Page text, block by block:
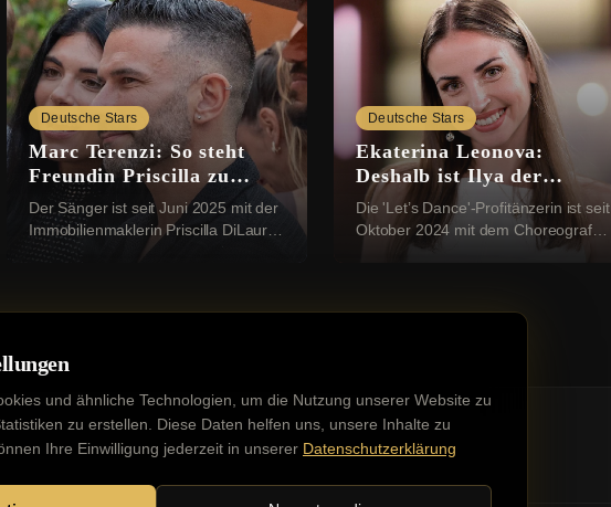
und ähnliche Technologien, um die Nutzung unserer Website zu
zu erstellen. Diese Daten helfen uns, unsere Inhalte zu
Ihre Einwilligung jederzeit in unserer Datenschutzerklärung
Deutsche Stars
Marc Terenzi: So steht
Freundin Priscilla zu
seinen Kindern
Der Sänger ist seit Juni 2025 mit der
Immobilienmaklerin Priscilla DiLaura
Deutsche Stars
Ekaterina Leonova:
Deshalb ist Ilya der
Richtige
Die 'Let’s Dance'-Profitänzerin ist seit
Oktober 2024 mit dem Choreografen
KontaktImpressumDatenschutzWerbung buchen